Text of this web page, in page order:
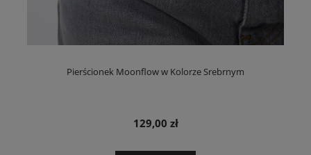
Pierścionek Moonflow w Kolorze Srebrnym
129,00 zł